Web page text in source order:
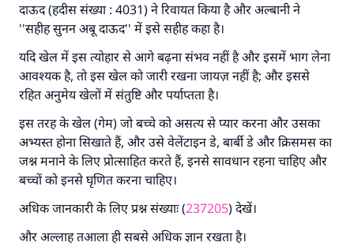
दाऊद (हदीस संख्या : 4031) ने रिवायत किया है और अल्बानी ने
''सहीह सुनन अबू दाऊद'' में इसे सहीह कहा है।
यदि खेल में इस त्योहार से आगे बढ़ना संभव नहीं है और इसमें भाग लेना
आवश्यक है, तो इस खेल को जारी रखना जायज़ नहीं है; और इससे
रहित अनुमेय खेलों में संतुष्टि और पर्याप्तता है।
इस तरह के खेल (गेम) जो बच्चे को असत्य से प्यार करना और उसका
अभ्यस्त होना सिखाते हैं, और उसे वेलेंटाइन डे, बार्बी डे और क्रिसमस का
जश्न मनाने के लिए प्रोत्साहित करते हैं, इनसे सावधान रहना चाहिए और
बच्चों को इनसे घृणित करना चाहिए।
अधिक जानकारी के लिए प्रश्न संख्याः (237205) देखें।
और अल्लाह तआला ही सबसे अधिक ज्ञान रखता है।
योगदान करें